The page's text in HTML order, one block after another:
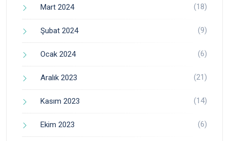
Mart 2024 (18)
Şubat 2024 (9)
Ocak 2024 (6)
Aralık 2023 (21)
Kasım 2023 (14)
Ekim 2023 (6)